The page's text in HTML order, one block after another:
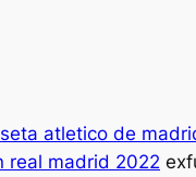
atletico de
real madrid 2022